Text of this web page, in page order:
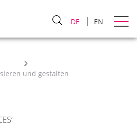
DE EN
und gestalten